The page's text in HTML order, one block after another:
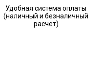
Удобная система оплаты
(наличный и безналичный
расчет)